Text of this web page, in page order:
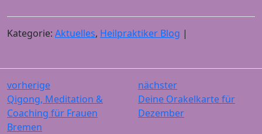
Kategorie: Aktuelles, Heilpraktiker Blog |
vorherige
Qigong, Meditation &
Coaching für Frauen
Bremen
nächster
Deine Orakelkarte für
Dezember